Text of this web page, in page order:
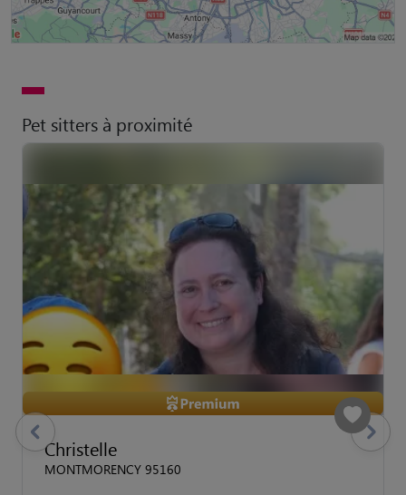
Pet sitters à proximité
Christelle
MONTMORENCY 95160
previous Suivant